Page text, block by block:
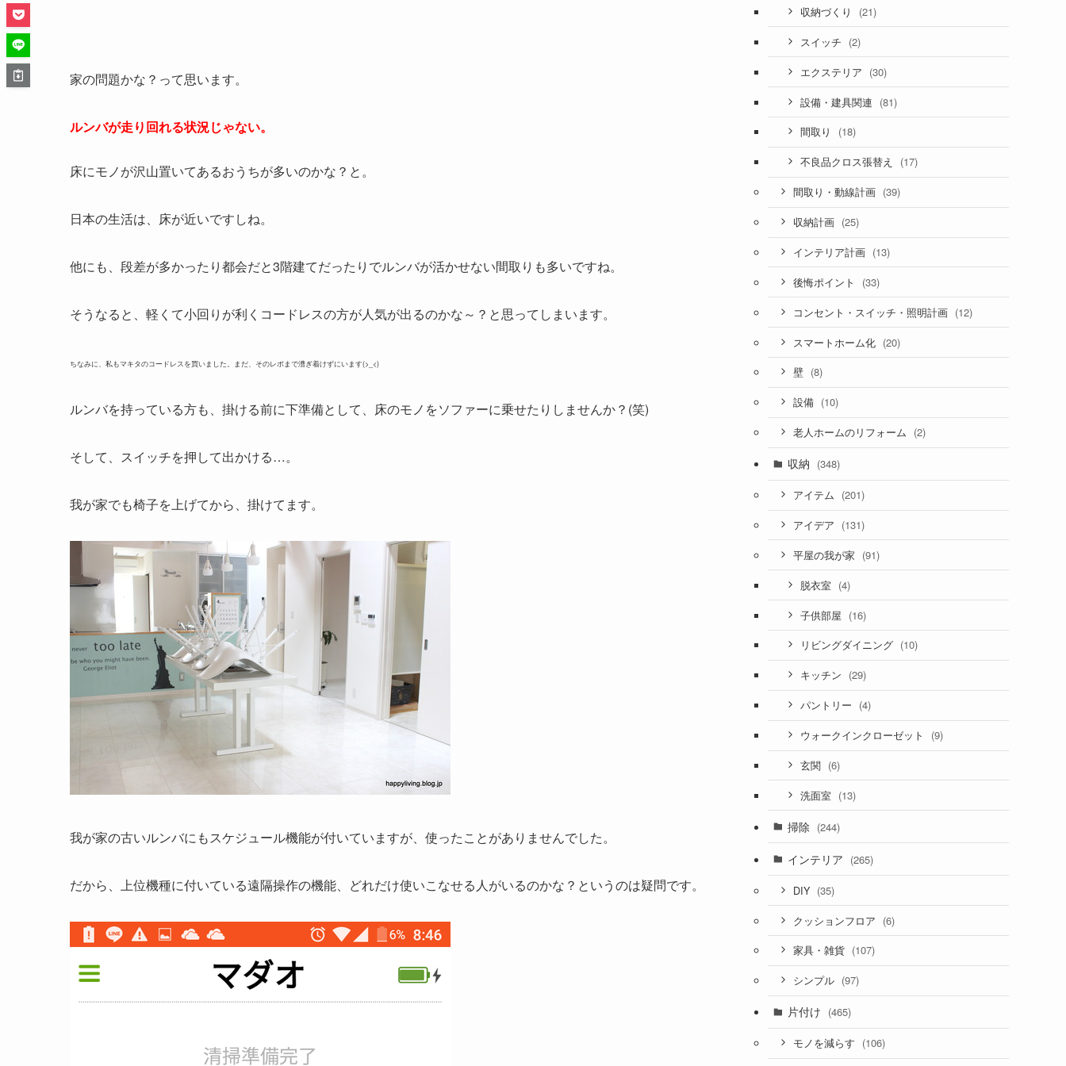
家の問題かな？って思います。
ルンバが走り回れる状況じゃない。
床にモノが沢山置いてあるおうちが多いのかな？と。
日本の生活は、床が近いですしね。
他にも、段差が多かったり都会だと3階建てだったりでルンバが活かせない間取りも多いですね。
そうなると、軽くて小回りが利くコードレスの方が人気が出るのかな～？と思ってしまいます。
ちなみに、私もマキタのコードレスを買いました。まだ、そのレポまで漕ぎ着けずにいます(>_<)
ルンバを持っている方も、掛ける前に下準備として、床のモノをソファーに乗せたりしませんか？(笑)
そして、スイッチを押して出かける…。
我が家でも椅子を上げてから、掛けてます。
我が家の古いルンバにもスケジュール機能が付いていますが、使ったことがありませんでした。
だから、上位機種に付いている遠隔操作の機能、どれだけ使いこなせる人がいるのかな？というのは疑問です。
収納づくり (21)
スイッチ (2)
エクステリア (30)
設備・建具関連 (81)
間取り (18)
不良品クロス張替え (17)
間取り・動線計画 (39)
収納計画 (25)
インテリア計画 (13)
後悔ポイント (33)
コンセント・スイッチ・照明計画 (12)
スマートホーム化 (20)
壁 (8)
設備 (10)
老人ホームのリフォーム (2)
収納 (348)
アイテム (201)
アイデア (131)
平屋の我が家 (91)
脱衣室 (4)
子供部屋 (16)
リビングダイニング (10)
キッチン (29)
パントリー (4)
ウォークインクローゼット (9)
玄関 (6)
洗面室 (13)
掃除 (244)
インテリア (265)
DIY (35)
クッションフロア (6)
家具・雑貨 (107)
シンプル (97)
片付け (465)
モノを減らす (106)